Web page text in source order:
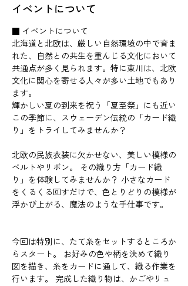
イベントについて
■ イベントについて
北海道と北欧は、厳しい自然環境の中で育ま
れた、自然との共生を重んじる文化において
共通点が多く見られます。特に東川は、北欧
文化に関心を寄せる人々が多い土地でもあり
ます。
輝かしい夏の到来を祝う「夏至祭」にも近い
この季節に、スウェーデン伝統の「カード織
り」をトライしてみませんか？
北欧の民族衣装に欠かせない、美しい模様の
ベルトやリボン。 その織り方「カード織
り」を体験してみませんか？ 小さなカード
をくるくる回すだけで、色とりどりの模様が
浮かび上がる、魔法のような手仕事です。
今回は特別に、たて糸をセットするところか
らスタート。 お好みの色や柄を決めて織り
図を描き、糸をカードに通して、織る作業を
行います。 完成した織り物は、かごやリュ